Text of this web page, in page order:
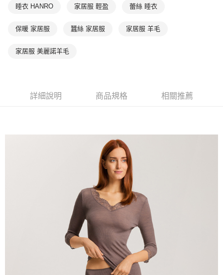
睡衣 HANRO 家居服 輕盈 蕾絲 睡衣
保暖 家居服 蠶絲 家居服 家居服 羊毛
家居服 美麗諾羊毛
詳細說明 商品規格 相關推薦